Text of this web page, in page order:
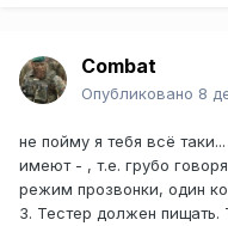
Combat
Опубликовано 8
не пойму я тебя всё
имеют - , т.е. грубо
режим прозвонки, один
3. Тестер должен